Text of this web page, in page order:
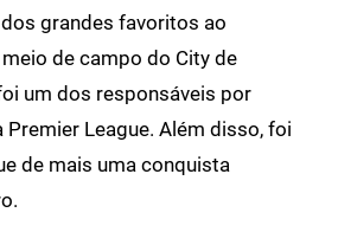
grandes favoritos ao
de campo do City de
um dos responsáveis por
League. Além disso, foi
de mais uma conquista